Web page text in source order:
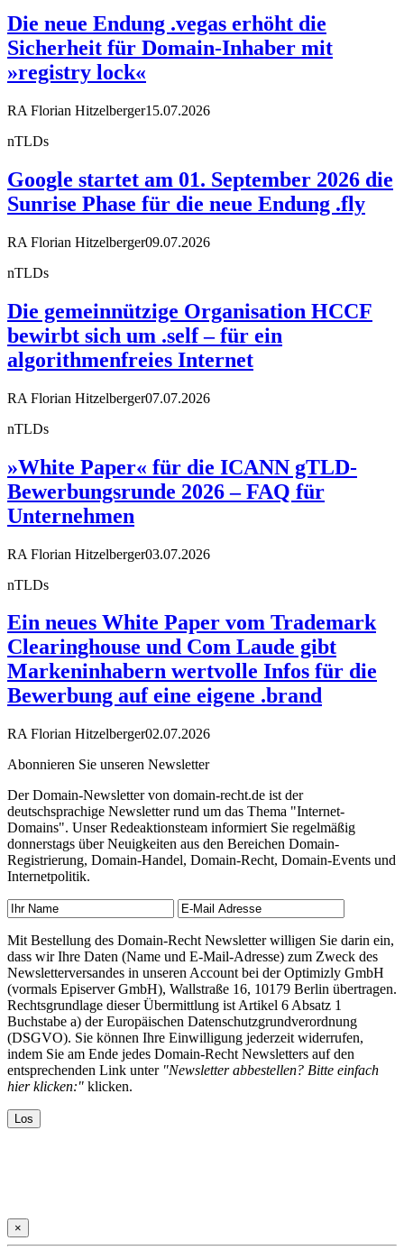
Die neue Endung .vegas erhöht die
Sicherheit für Domain-Inhaber mit
»registry lock«
RA Florian Hitzelberger15.07.2026
nTLDs
Google startet am 01. September 2026 die
Sunrise Phase für die neue Endung .fly
RA Florian Hitzelberger09.07.2026
nTLDs
Die gemeinnützige Organisation HCCF
bewirbt sich um .self – für ein
algorithmenfreies Internet
RA Florian Hitzelberger07.07.2026
nTLDs
»White Paper« für die ICANN gTLD-
Bewerbungsrunde 2026 – FAQ für
Unternehmen
RA Florian Hitzelberger03.07.2026
nTLDs
Ein neues White Paper vom Trademark
Clearinghouse und Com Laude gibt
Markeninhabern wertvolle Infos für die
Bewerbung auf eine eigene .brand
RA Florian Hitzelberger02.07.2026
Abonnieren Sie unseren Newsletter
Der Domain-Newsletter von domain-recht.de ist der
deutschsprachige Newsletter rund um das Thema "Internet-
Domains". Unser Redeaktionsteam informiert Sie regelmäßig
donnerstags über Neuigkeiten aus den Bereichen Domain-
Registrierung, Domain-Handel, Domain-Recht, Domain-Events und
Internetpolitik.
Mit Bestellung des Domain-Recht Newsletter willigen Sie darin ein,
dass wir Ihre Daten (Name und E-Mail-Adresse) zum Zweck des
Newsletterversandes in unseren Account bei der Optimizly GmbH
(vormals Episerver GmbH), Wallstraße 16, 10179 Berlin übertragen.
Rechtsgrundlage dieser Übermittlung ist Artikel 6 Absatz 1
Buchstabe a) der Europäischen Datenschutzgrundverordnung
(DSGVO). Sie können Ihre Einwilligung jederzeit widerrufen,
indem Sie am Ende jedes Domain-Recht Newsletters auf den
entsprechenden Link unter "Newsletter abbestellen? Bitte einfach
hier klicken:" klicken.
×